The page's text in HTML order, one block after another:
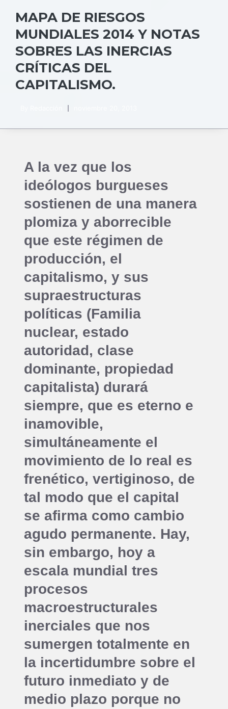
MAPA DE RIESGOS
MUNDIALES 2014 Y NOTAS
SOBRES LAS INERCIAS
CRÍTICAS DEL
CAPITALISMO.
A la vez que los
ideólogos burgueses
sostienen de una manera
plomiza y aborrecible
que este régimen de
producción, el
capitalismo, y sus
supraestructuras
políticas (Familia
nuclear, estado
autoridad, clase
dominante, propiedad
capitalista) durará
siempre, que es eterno e
inamovible,
simultáneamente el
movimiento de lo real es
frenético, vertiginoso, de
tal modo que el capital
se afirma como cambio
agudo permanente. Hay,
sin embargo, hoy a
escala mundial tres
procesos
macroestructurales
inerciales que nos
sumergen totalmente en
la incertidumbre sobre el
futuro inmediato y de
medio plazo porque no